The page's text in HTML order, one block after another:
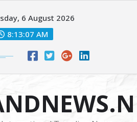
6 August 2026
8:13:08 AM